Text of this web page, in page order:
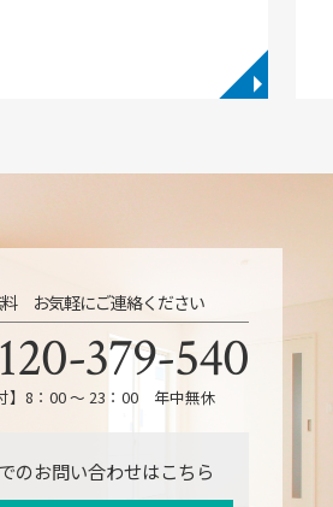
◥
料 お気軽にご連絡ください
379-540
】8：00 ～ 23：00 年中無休
のお問い合わせはこちら